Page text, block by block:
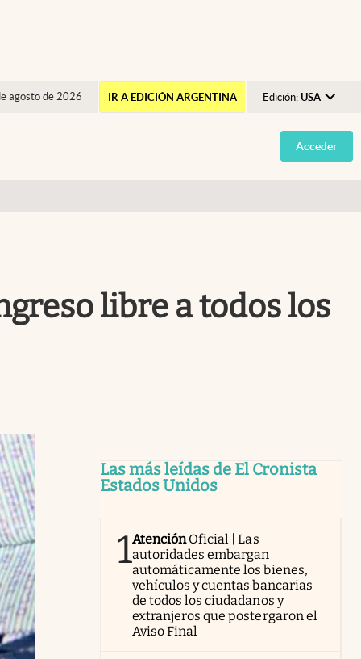
agosto de 2026 IR A EDICIÓN ARGENTINA Edición: USA
Argentina
España
Acceder
libre a todos los
Las más leídas de El Cronista
Estados Unidos
1AtenciónOficial | Las
autoridades embargan
automáticamente los bienes,
vehículos y cuentas bancarias
de todos los ciudadanos y
extranjeros que postergaron el
Aviso Final